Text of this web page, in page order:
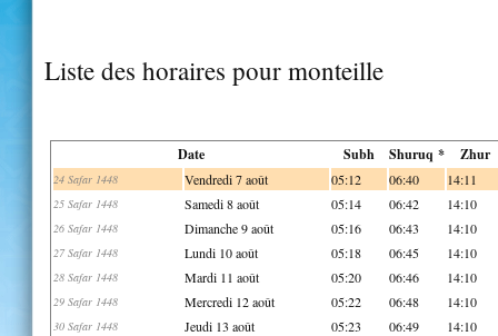
Liste des horaires pour monteille
Date Subh Shuruq * Zhur
24 Safar 1448 Vendredi 7 août 05:12 06:40 14:11
25 Safar 1448 Samedi 8 août 05:14 06:42 14:10
26 Safar 1448 Dimanche 9 août 05:16 06:43 14:10
27 Safar 1448 Lundi 10 août 05:18 06:45 14:10
28 Safar 1448 Mardi 11 août 05:20 06:46 14:10
29 Safar 1448 Mercredi 12 août 05:22 06:48 14:10
30 Safar 1448 Jeudi 13 août 05:23 06:49 14:10